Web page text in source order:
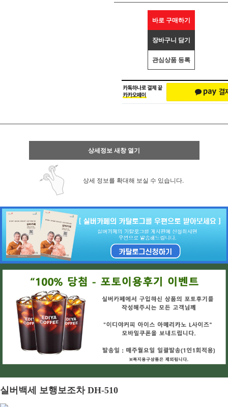
바로 구매하기
장바구니 담기
관심상품 등록
상세정보 새창 열기
상세 정보를 확대해 보실 수 있습니다.
실버백세 보행보조차 DH-510